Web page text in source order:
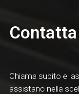
Chiama subito e
assistano nella